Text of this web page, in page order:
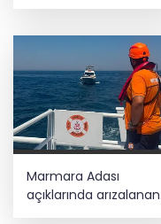
Marmara Adası
açıklarında arızalanan
tekne kurtarıldı